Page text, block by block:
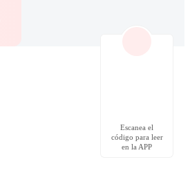
Escanea el
código para leer
en la APP